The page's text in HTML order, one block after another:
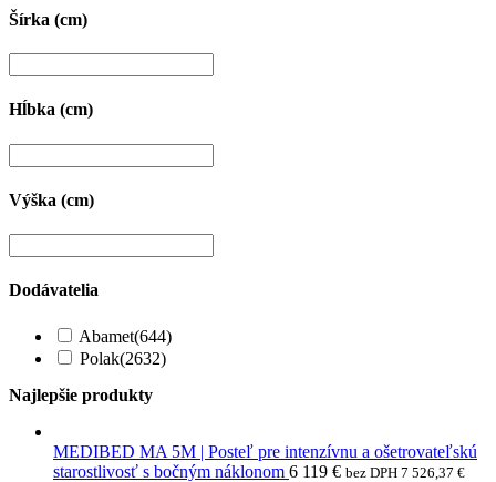
Šírka (cm)
Hĺbka (cm)
Výška (cm)
Dodávatelia
Abamet(644)
Polak(2632)
Najlepšie produkty
MEDIBED MA 5M | Posteľ pre intenzívnu a ošetrovateľskú
starostlivosť s bočným náklonom 6 119 € bez DPH 7 526,37 €